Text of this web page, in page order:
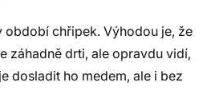
období chřipek. Výhodou je, že
záhadně drti, ale opravdu vidí,
dosladit ho medem, ale i bez